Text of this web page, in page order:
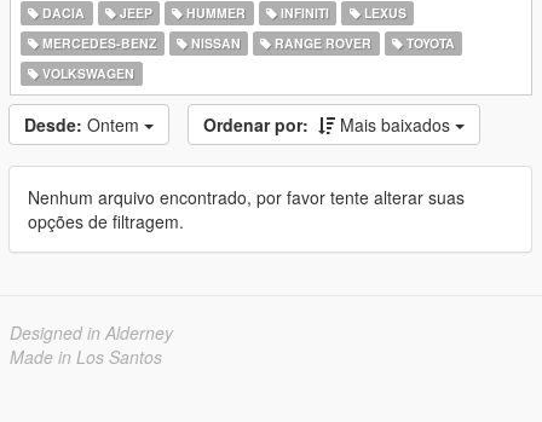
DACIA
JEEP HUMMER INFINITI
LEXUS
MERCEDES-BENZ
NISSAN RANGE ROVER
TOYOTA
VOLKSWAGEN
Desde: Ontem Ordenar por: Mais baixados
Nenhum arquivo encontrado, por favor tente alterar suas
opções de filtragem.
Designed in Alderney
Made in Los Santos